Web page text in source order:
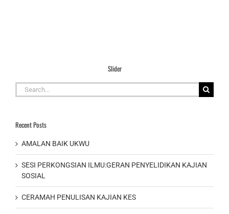
Slider
Search
for:
Recent Posts
AMALAN BAIK UKWU
SESI PERKONGSIAN ILMU:GERAN PENYELIDIKAN KAJIAN
SOSIAL
CERAMAH PENULISAN KAJIAN KES